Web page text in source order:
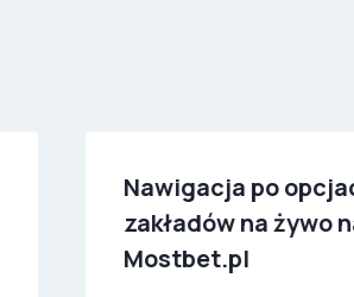
Nawigacja po
zakładów na żywo
Mostbet.pl